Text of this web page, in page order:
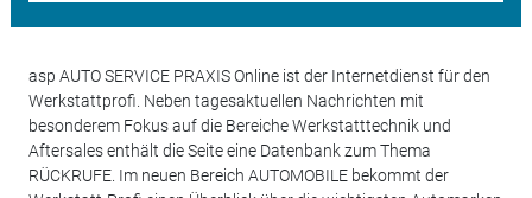
asp AUTO SERVICE PRAXIS Online ist der Internetdienst für den
Werkstattprofi. Neben tagesaktuellen Nachrichten mit
besonderem Fokus auf die Bereiche Werkstatttechnik und
Aftersales enthält die Seite eine Datenbank zum Thema
RÜCKRUFE. Im neuen Bereich AUTOMOBILE bekommt der